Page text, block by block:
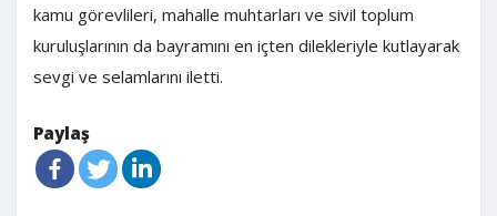
kamu görevlileri, mahalle muhtarları ve sivil toplum
kuruluşlarının da bayramını en içten dilekleriyle kutlayarak
sevgi ve selamlarını iletti.
Paylaş